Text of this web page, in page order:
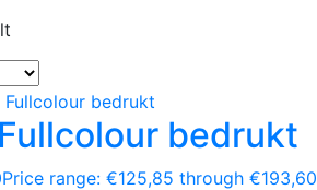
bedrukt
Price range: €125,85 through €193,60